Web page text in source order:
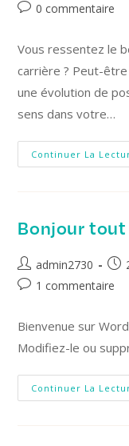
0 commentaire
Vous ressentez le
carrière ? Peut-
une évolution de
sens dans votre…
Continuer La
Bonjour tout
admin2730
1 commentaire
Bienvenue sur
Modifiez-le ou
Continuer La